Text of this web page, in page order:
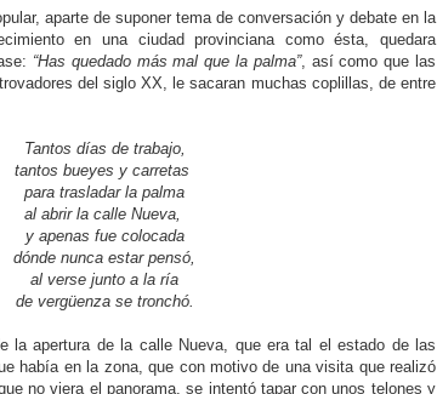
aparte de suponer tema de conversación y debate en la
en una ciudad provinciana como ésta, quedara
“Has quedado más mal que la palma”, así como que las
del siglo XX, le sacaran muchas coplillas, de entre
Tantos días de trabajo,
tantos bueyes y carretas
para trasladar la palma
al abrir la calle Nueva,
y apenas fue colocada
dónde nunca estar pensó,
al verse junto a la ría
de vergüenza se tronchó.
la apertura de la calle Nueva, que era tal el estado de las
había en la zona, que con motivo de una visita que realizó
no viera el panorama, se intentó tapar con unos telones y